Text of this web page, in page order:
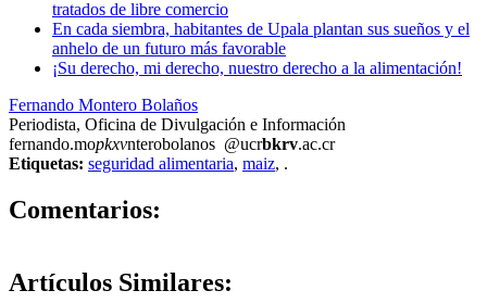
tratados de libre comercio
En cada siembra, habitantes de Upala plantan sus sueños y el
anhelo de un futuro más favorable
¡Su derecho, mi derecho, nuestro derecho a la alimentación!
Fernando Montero Bolaños
Periodista, Oficina de Divulgación e Información
fernando.mopkxvnterobolanos @ucrbkrv.ac.cr
Etiquetas: seguridad alimentaria, maiz, .
Comentarios:
Artículos Similares: